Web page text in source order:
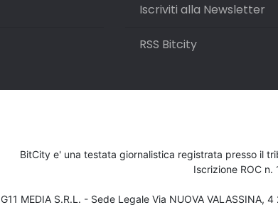
Iscriviti alla Newsletter
RSS Bitcity
BitCity e' una testata giornalistica registrata presso il
Iscrizione ROC n.
G11 MEDIA S.R.L. - Sede Legale Via NUOVA VALASSINA,